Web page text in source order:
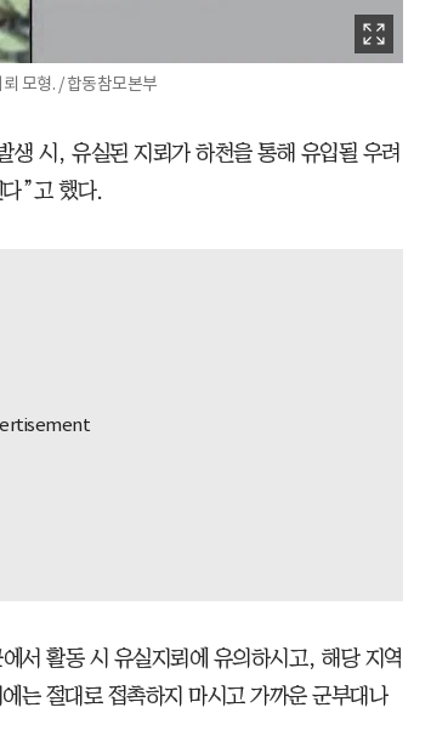
모형. / 합동참모본부
생 시, 유실된 지뢰가 하천을 통해 유입될 우려
”고 했다.
서 활동 시 유실지뢰에 유의하시고, 해당 지역
는 절대로 접촉하지 마시고 가까운 군부대나